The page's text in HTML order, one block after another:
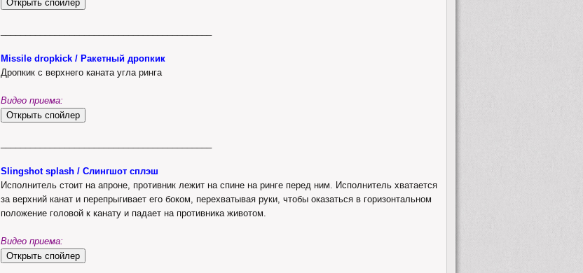
Missile dropkick / Ракетный дропкик
Дропкик с верхнего каната угла ринга
Видео приема:
Slingshot splash / Слингшот сплэш
Исполнитель стоит на апроне, противник лежит на спине на ринге перед ним. Исполнитель хватается
за верхний канат и перепрыгивает его боком, перехватывая руки, чтобы оказаться в горизонтальном
положение головой к канату и падает на противника животом.
Видео приема: